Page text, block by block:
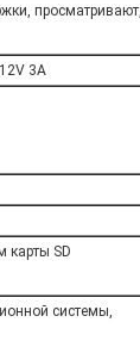
просматривают,
3A
карты SD
системы,